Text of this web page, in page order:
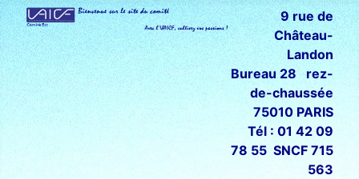
9 rue de
Château-
Landon
Bureau 28 rez-
de-chaussée
75010 PARIS
Tél : 01 42 09
78 55 SNCF 715
563